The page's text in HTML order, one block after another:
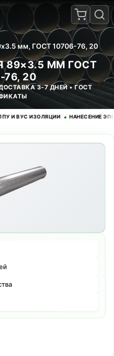
мм, ГОСТ 10706-76, 20
89×3.5 ММ ГОСТ
76, 20
3-7 ДНЕЙ • ГОСТ
ИЗОЛЯЦИИ • НАНЕСЕНИЕ